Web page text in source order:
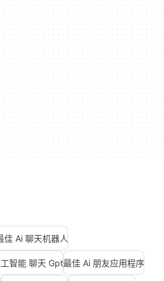
佳 Ai 聊天机器人
工智能 聊天 Gpt最佳 Ai 朋友应用程序